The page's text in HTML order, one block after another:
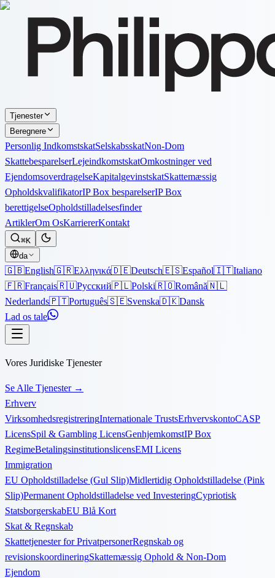
Tjenester
Beregnere
Personlig IndkomstskatSelskabsskatNon-Dom
SkattebesparelserLejeindkomstskatOmkostninger ved
EjendomsoverdragelseKapitalgevinstskatSkattemæssig
OpholdskvalifikatorIP Box besparelserIP Box
berettigelseOpholdstilladelsesfinder
ArtiklerOm OsKarriererKontakt
⌘K
da
🇬🇧English🇬🇷Ελληνικά🇩🇪Deutsch🇪🇸Español🇮🇹Italiano
🇫🇷Français🇷🇺Русский🇵🇱Polski🇷🇴Română🇳🇱
Nederlands🇵🇹Português🇸🇪Svenska🇩🇰Dansk
Lad os tale
Vores Juridiske Tjenester
Se Alle Tjenester→
Erhverv
VirksomhedsregistreringInternationale TrustsErhvervskontoCASP
LicensSpil & Gambling LicensGenhjemkomstIP Box
RegimeBetalingsinstitutionslicensEMI Licens
Immigration
EU Opholdstilladelse (Gul Slip)Midlertidig Opholdstilladelse (Pink
Slip)Permanent Opholdstilladelse ved InvesteringCypriotisk
StatsborgerskabEU Blå Kort
Skat & Regnskab
Skattetjenester for PrivatpersonerRegnskab og
revisionskoordineringSkattemæssig Ophold & Non-Dom
Ejendom